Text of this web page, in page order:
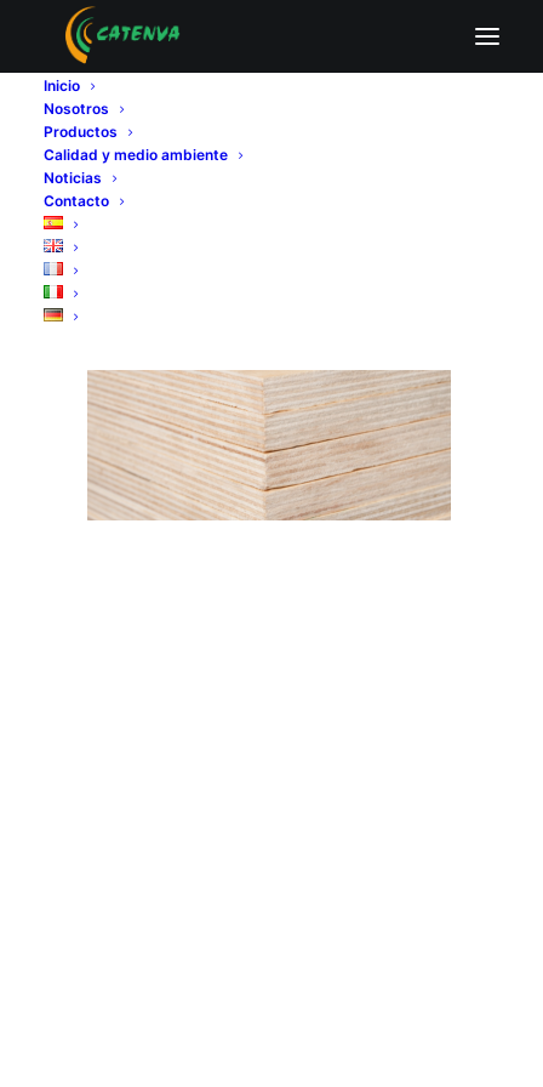
Inicio
Nosotros
Productos
Calidad y medio ambiente
Noticias
Contacto
fabricantes de tableros contrachapados
Impacto ambiental de nuestro tablero contrachapado
fabricantes de tableros contrachapados